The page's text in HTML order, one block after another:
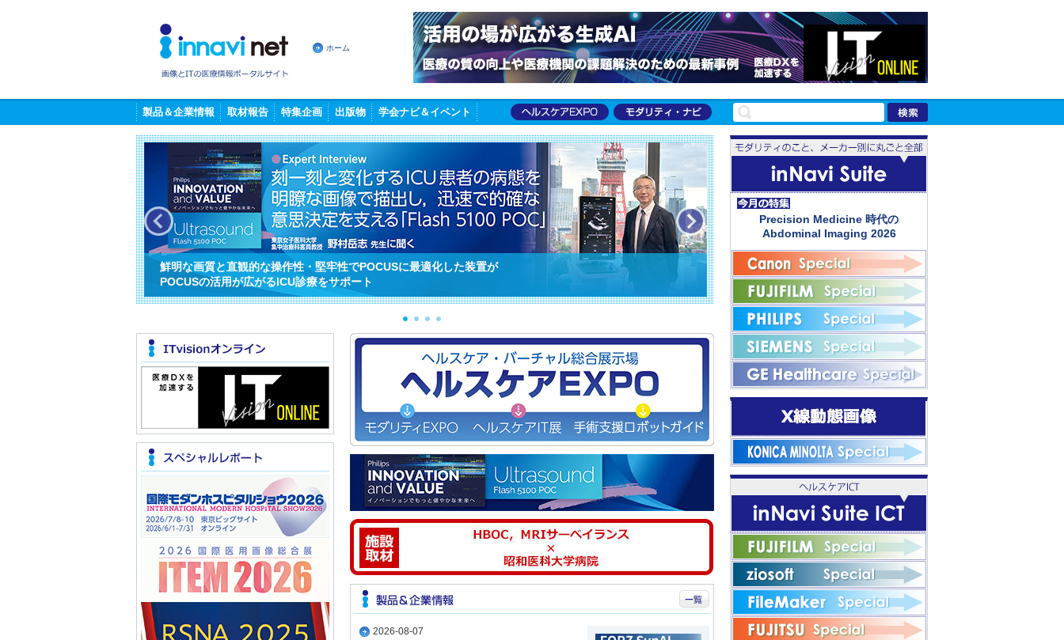
ホーム
製品＆企業情報 取材報告 特集企画 出版物 学会ナビ＆イベント
昭和医科大学病院
未発症者への保険適用がもたらすHBOC診療の進化とMRIサーベイランスの重要性
2026-08-07
Precision Medicine 時代の
Abdominal Imaging 2026